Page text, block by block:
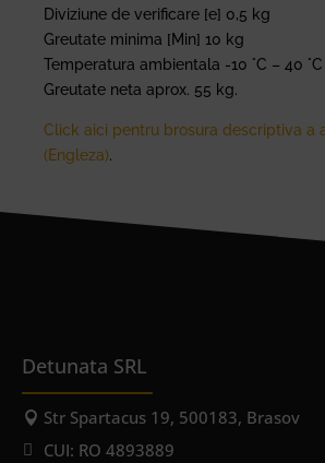
Diviziune de verificare [e] 0,5 kg
Greutate minima [Min] 10 kg
Temperatura ambientala -10 °C – 40 °C
Greutate neta aprox. 55 kg.
Click aici pentru brosura descriptiva a
(Engleza).
Detunata SRL
Str Spartacus 19, 500183, Brasov
CUI: RO 4893889